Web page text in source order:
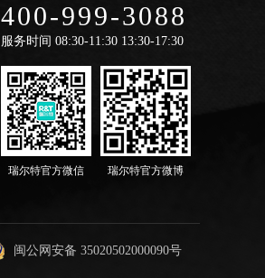
400-999-3088
服务时间 08:30-11:30 13:30-17:30
瑞尔特官方微信 瑞尔特官方微博
闽公网安备 35020502000090号